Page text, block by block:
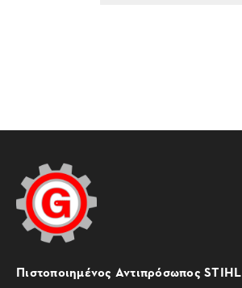
Πιστοποιημένος Αντιπρόσωπος STIHL